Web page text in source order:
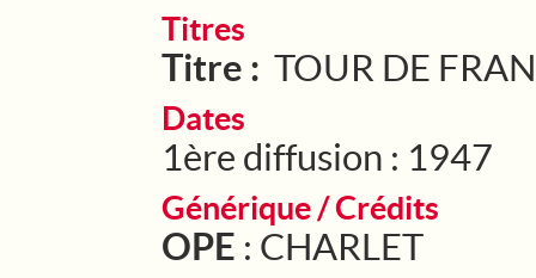
Titres
Titre : TOUR DE
Dates
1ère diffusion : 1947
Générique / Crédits
OPE : CHARLET